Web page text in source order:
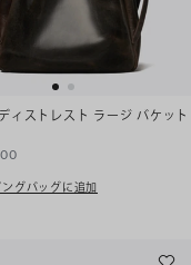
ィストレスト ラージ バケット
グバッグに追加